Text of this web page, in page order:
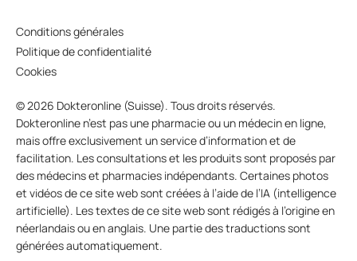
Conditions générales
Politique de confidentialité
Cookies
© 2026 Dokteronline (Suisse). Tous droits réservés.
Dokteronline n’est pas une pharmacie ou un médecin en ligne,
mais offre exclusivement un service d’information et de
facilitation. Les consultations et les produits sont proposés par
des médecins et pharmacies indépendants. Certaines photos
et vidéos de ce site web sont créées à l’aide de l’IA (intelligence
artificielle). Les textes de ce site web sont rédigés à l’origine en
néerlandais ou en anglais. Une partie des traductions sont
générées automatiquement.